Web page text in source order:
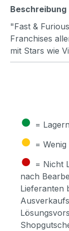
Beschreibung
"Fast &
Franchises
mit Stars wie
● =
● =
● = Nicht
nach
Lieferanten